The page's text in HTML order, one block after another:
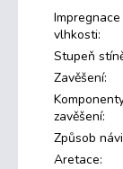
vlhkosti:
Stupeň
Zavěšení:
zavěšení:
Způsob
Aretace: